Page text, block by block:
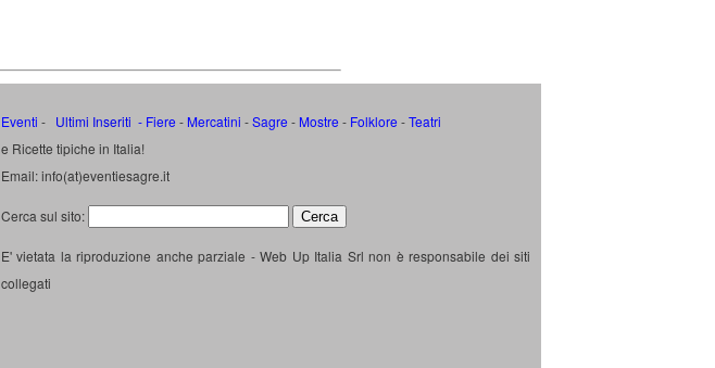
Eventi - Ultimi Inseriti - Fiere - Mercatini -Sagre - Mostre - Folklore -Teatri
e Ricette tipiche in Italia!
Email: info(at)eventiesagre.it
Cerca sul sito:
E' vietata la riproduzione anche parziale - Web Up Italia Srl non è responsabile dei siti
collegati